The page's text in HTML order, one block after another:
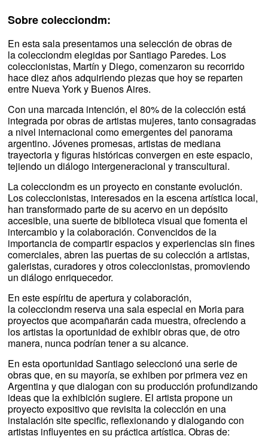
Sobre colecciondm:
En esta sala presentamos una selección de obras de
la colecciondm elegidas por Santiago Paredes. Los
coleccionistas, Martín y Diego, comenzaron su recorrido
hace diez años adquiriendo piezas que hoy se reparten
entre Nueva York y Buenos Aires.
Con una marcada intención, el 80% de la colección está
integrada por obras de artistas mujeres, tanto consagradas
a nivel internacional como emergentes del panorama
argentino. Jóvenes promesas, artistas de mediana
trayectoria y figuras históricas convergen en este espacio,
tejiendo un diálogo intergeneracional y transcultural.
La colecciondm es un proyecto en constante evolución.
Los coleccionistas, interesados en la escena artística local,
han transformado parte de su acervo en un depósito
accesible, una suerte de biblioteca visual que fomenta el
intercambio y la colaboración. Convencidos de la
importancia de compartir espacios y experiencias sin fines
comerciales, abren las puertas de su colección a artistas,
galeristas, curadores y otros coleccionistas, promoviendo
un diálogo enriquecedor.
En este espíritu de apertura y colaboración,
la colecciondm reserva una sala especial en Moria para
proyectos que acompañarán cada muestra, ofreciendo a
los artistas la oportunidad de exhibir obras que, de otro
manera, nunca podrían tener a su alcance.
En esta oportunidad Santiago seleccionó una serie de
obras que, en su mayoría, se exhiben por primera vez en
Argentina y que dialogan con su producción profundizando
ideas que la exhibición sugiere. El artista propone un
proyecto expositivo que revisita la colección en una
instalación site specific, reflexionando y dialogando con
artistas influyentes en su práctica artística. Obras de: